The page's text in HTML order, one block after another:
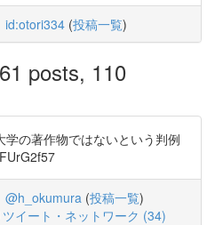
id:otori334 (投稿一覧)
posts, 110
の著作物ではないという判例
@h_okumura (投稿一覧)
ツイート・ネットワーク (34)